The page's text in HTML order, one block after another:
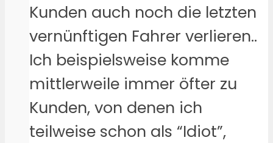
Kunden auch noch die letzten
vernünftigen Fahrer verlieren..
Ich beispielsweise komme
mittlerweile immer öfter zu
Kunden, von denen ich
teilweise schon als “Idiot”,